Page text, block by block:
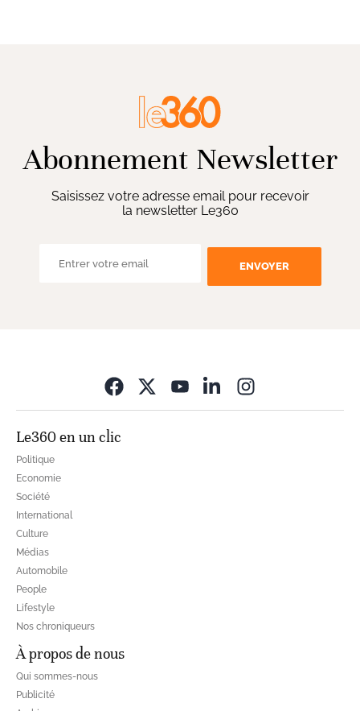
Abonnement Newsletter
Saisissez votre adresse email pour recevoir
la newsletter Le360
ENVOYER
Le360 en un clic
Politique
Economie
Société
International
Culture
Médias
Automobile
People
Lifestyle
Nos chroniqueurs
À propos de nous
Qui sommes-nous
Publicité